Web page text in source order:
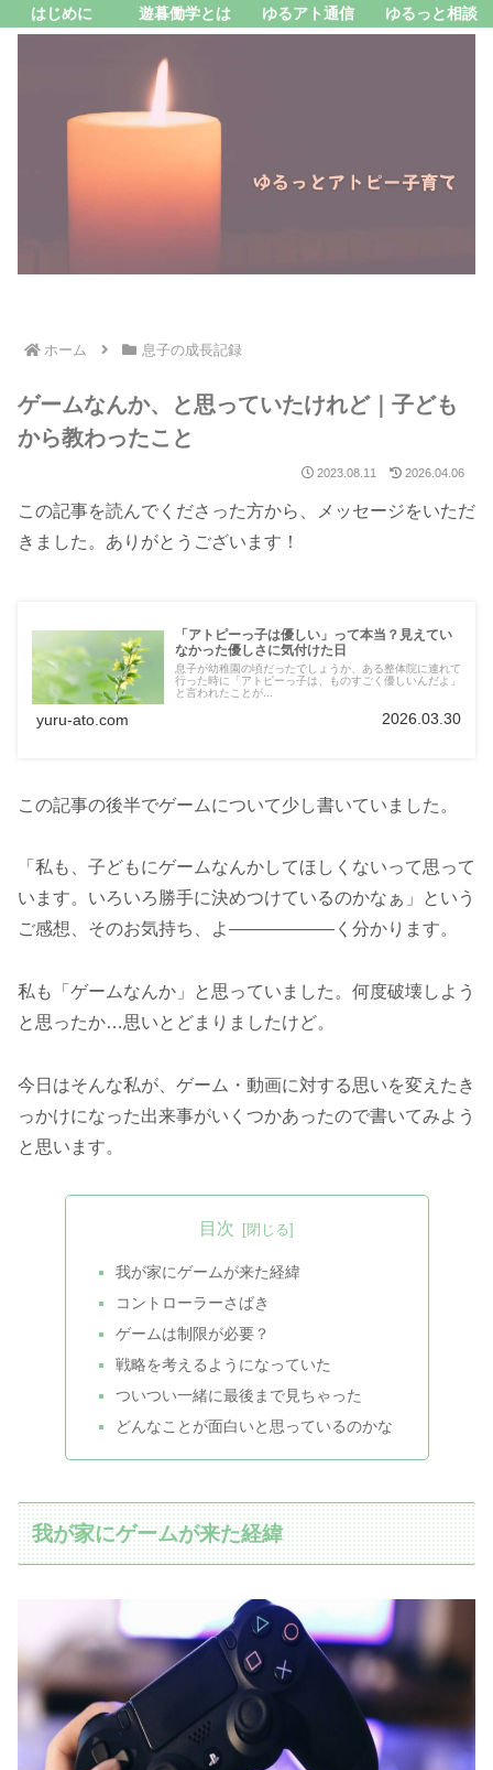
はじめに 遊暮働学とは ゆるアト通信 ゆるっと相談
ホーム 息子の成長記録
ゲームなんか、と思っていたけれど｜子ども
から教わったこと
2023.08.11 2026.04.06
この記事を読んでくださった方から、メッセージをいただ
きました。ありがとうございます！
「アトピーっ子は優しい」って本当？見えてい
なかった優しさに気付けた日
息子が幼稚園の頃だったでしょうか、ある整体院に連れて
行った時に「アトピーっ子は、ものすごく優しいんだよ」
と言われたことが...
yuru-ato.com 2026.03.30
この記事の後半でゲームについて少し書いていました。
「私も、子どもにゲームなんかしてほしくないって思って
います。いろいろ勝手に決めつけているのかなぁ」という
ご感想、そのお気持ち、よ――――――く分かります。
私も「ゲームなんか」と思っていました。何度破壊しよう
と思ったか…思いとどまりましたけど。
今日はそんな私が、ゲーム・動画に対する思いを変えたき
っかけになった出来事がいくつかあったので書いてみよう
と思います。
目次
我が家にゲームが来た経緯
コントローラーさばき
ゲームは制限が必要？
戦略を考えるようになっていた
ついつい一緒に最後まで見ちゃった
どんなことが面白いと思っているのかな
我が家にゲームが来た経緯